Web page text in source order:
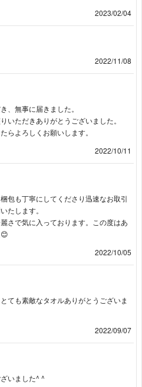
2023/02/04
2022/11/08
、無事に届きました。
いただきありがとうございました。
らよろしくお願いします。
2022/10/11
包も丁寧にしてくださり迅速なお取引
たします。
さで気に入っております。この度はあ
2022/10/05
ても素敵なタオルありがとうございま
2022/09/07
いました^ ^